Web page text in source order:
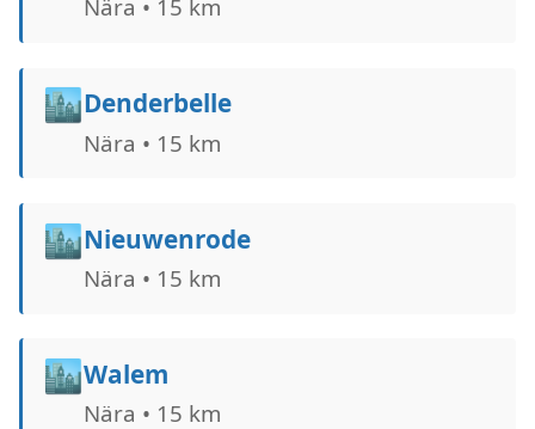
Nära • 15 km
🏙️Denderbelle
Nära • 15 km
🏙️Nieuwenrode
Nära • 15 km
🏙️Walem
Nära • 15 km